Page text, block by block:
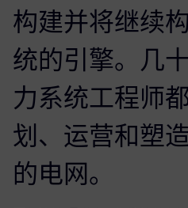
构建并将继续
统的引擎。几
力系统工程师
划、运营和塑
的电网。